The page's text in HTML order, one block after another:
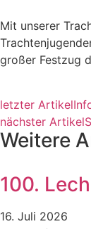
Mit unserer
großer Festzug
letzter Artikel
nächster Artikel
Weitere
100.
16. Juli 2026